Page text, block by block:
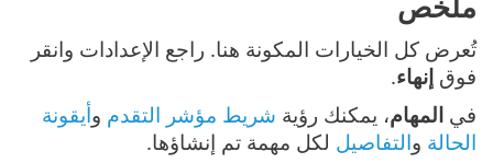
تُعرض كل الخيارات المكونة هنا. راجع الإعدادات وانقر
فوق إنهاء.
في المهام، يمكنك رؤية شريط مؤشر التقدم وأيقونة
الحالة والتفاصيل لكل مهمة تم إنشاؤها.